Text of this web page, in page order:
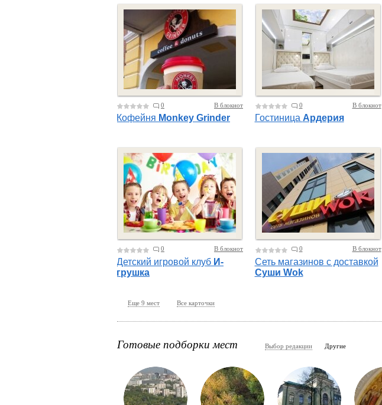
В блокнот
0
Кофейня Monkey Grinder
В блокнот
0
Гостиница Ардерия
В блокнот
0
Детский игровой клуб И-
грушка
В блокнот
0
Сеть магазинов с доставкой
Суши Wok
Еще 9 мест Все карточки
Готовые подборки мест Выбор редакции Другие